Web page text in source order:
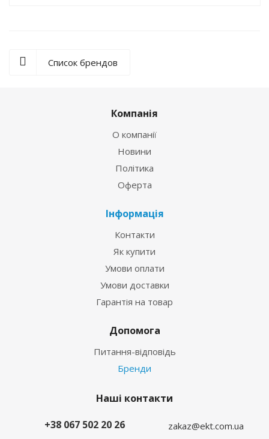
Список брендов
Компанія
О компанії
Новини
Політика
Оферта
Інформація
Контакти
Як купити
Умови оплати
Умови доставки
Гарантія на товар
Допомога
Питання-відповідь
Бренди
Наші контакти
+38 067 502 20 26
zakaz@ekt.com.ua